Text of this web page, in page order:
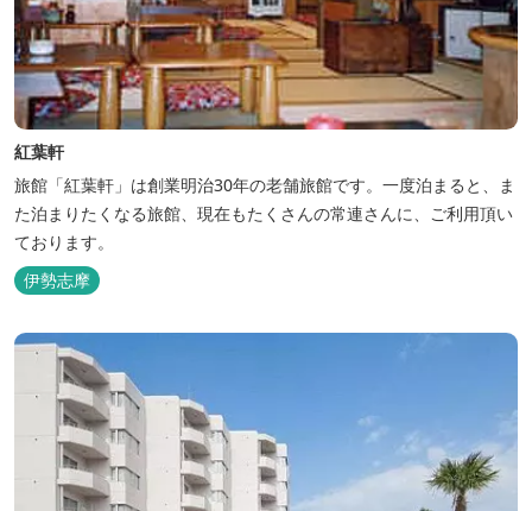
紅葉軒
旅館「紅葉軒」は創業明治30年の老舗旅館です。一度泊まると、ま
た泊まりたくなる旅館、現在もたくさんの常連さんに、ご利用頂い
ております。
伊勢志摩